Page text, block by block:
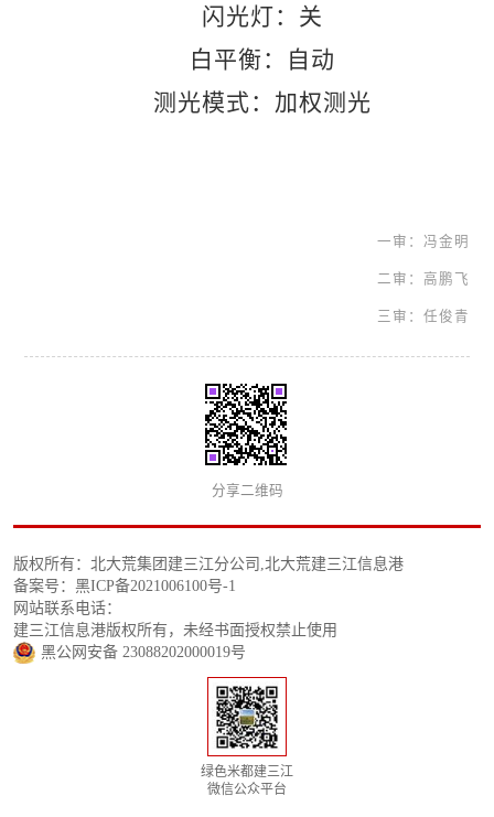
闪光灯：关
白平衡：自动
测光模式：加权测光
一审：冯金明
二审：高鹏飞
三审：任俊青
分享二维码
版权所有：北大荒集团建三江分公司,北大荒建三江信息港
备案号：黑ICP备2021006100号-1
网站联系电话：
建三江信息港版权所有，未经书面授权禁止使用
黑公网安备 23088202000019号
绿色米都建三江
微信公众平台